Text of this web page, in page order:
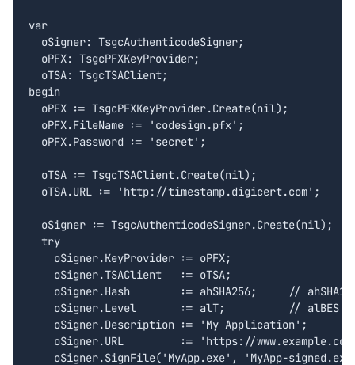
var
  oSigner: TsgcAuthenticodeSigner;
  oPFX: TsgcPFXKeyProvider;
  oTSA: TsgcTSAClient;
begin
  oPFX := TsgcPFXKeyProvider.Create(nil);
  oPFX.FileName := 'codesign.pfx';
  oPFX.Password := 'secret';
  oTSA := TsgcTSAClient.Create(nil);
  oTSA.URL := 'http://timestamp.digicert.com';
  oSigner := TsgcAuthenticodeSigner.Create(nil);
  try
    oSigner.KeyProvider := oPFX;
    oSigner.TSAClient   := oTSA;
oSigner.Hash        := ahSHA256;     // ahSHA1
oSigner.Level       := alT;          // alBES
    oSigner.Description := 'My Application';
oSigner.URL         := 'https://
oSigner.SignFile('MyApp.exe', 'MyApp-